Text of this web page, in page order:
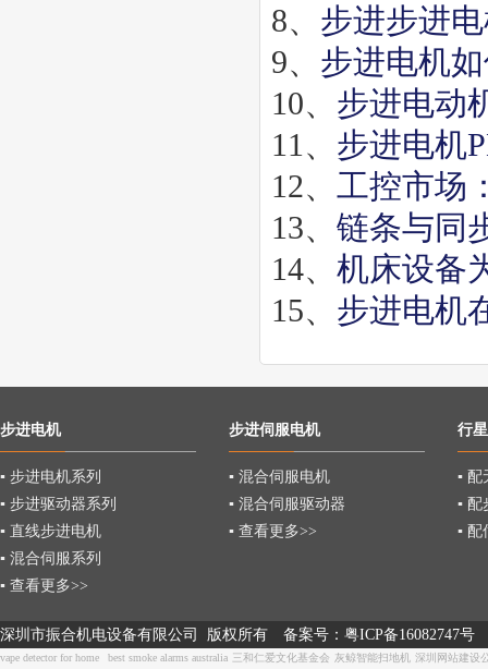
8、 步进步进
9、 步进电机
10、 步进电动
11、 步进电机
12、 工控市场
13、 链条与同
14、 机床设备
15、 步进电机
步进电机
▪ 步进电机系列
▪ 步进驱动器系列
▪ 直线步进电机
▪ 混合伺服系列
▪ 查看更多>>
步进伺服电机
▪ 混合伺服电机
▪ 混合伺服驱动器
▪ 查看更多>>
行
▪ 配
▪ 配
▪ 配
深圳市振合机电设备有限公司 版权所有 备案号： 粤ICP备16082747号
vape detector for home best smoke alarms australia 三和仁爱文化基金会 灰鲸智能扫地机 深圳网站建设